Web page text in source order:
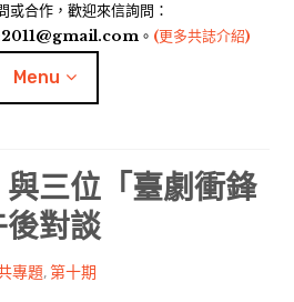
或合作，歡迎來信詢問：
。 (更多共誌介紹)
Menu
三位「臺劇衝鋒
後對談
專題, 第十期